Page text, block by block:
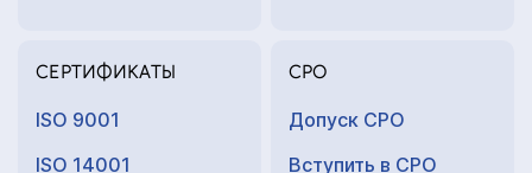
СЕРТИФИКАТЫ
ISO 9001
ISO 14001
СРО
Допуск СРО
Вступить в СРО